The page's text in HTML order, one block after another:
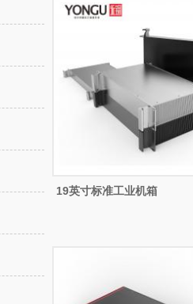
19英寸标准工业机箱